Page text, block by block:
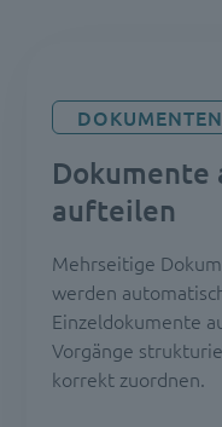
Dokumente
aufteilen
Mehrseitige
werden
Einzeldokumente
Vorgänge
korrekt zuordnen.